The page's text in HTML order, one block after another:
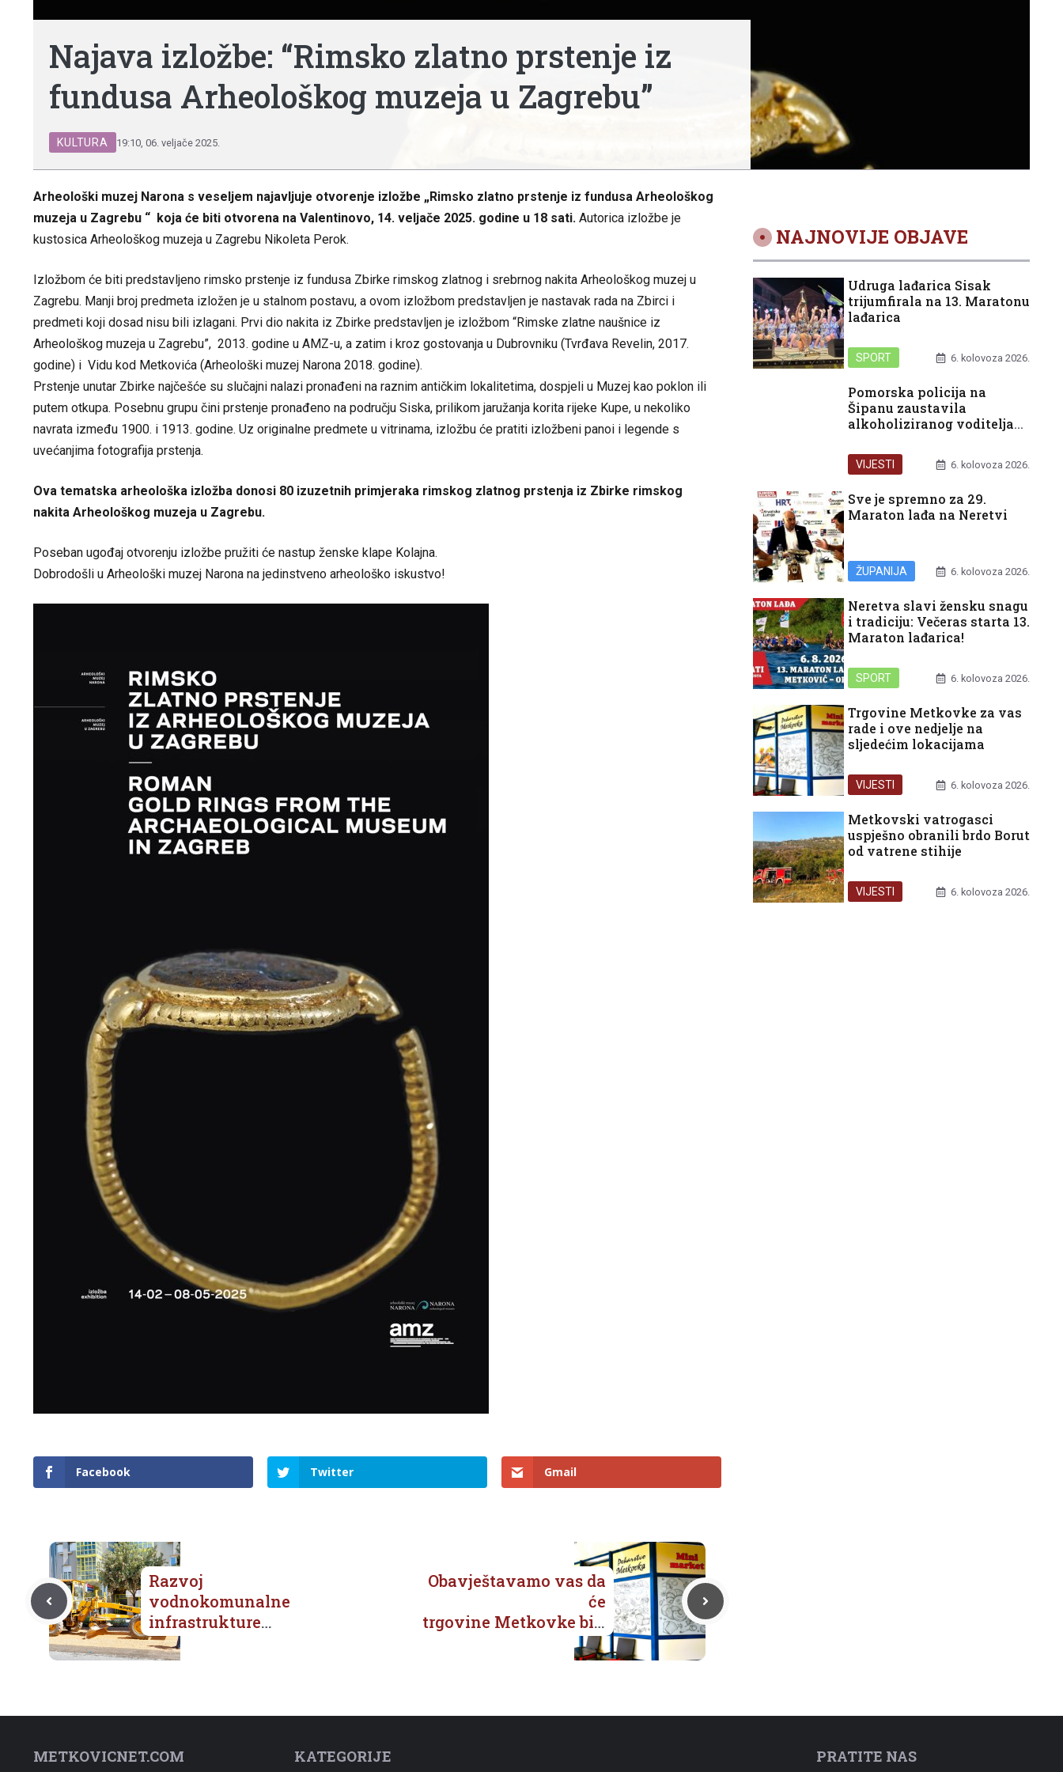
Najava izložbe: “Rimsko zlatno prstenje iz
fundusa Arheološkog muzeja u Zagrebu”
KULTURA 19:10, 06. veljače 2025.
Arheološki muzej Narona s veseljem najavljuje otvorenje izložbe „Rimsko zlatno prstenje iz fundusa Arheološkog
muzeja u Zagrebu “ koja će biti otvorena na Valentinovo, 14. veljače 2025. godine u 18 sati. Autorica izložbe je
kustosica Arheološkog muzeja u Zagrebu Nikoleta Perok.
Izložbom će biti predstavljeno rimsko prstenje iz fundusa Zbirke rimskog zlatnog i srebrnog nakita Arheološkog muzej u
Zagrebu. Manji broj predmeta izložen je u stalnom postavu, a ovom izložbom predstavljen je nastavak rada na Zbirci i
predmeti koji dosad nisu bili izlagani. Prvi dio nakita iz Zbirke predstavljen je izložbom “Rimske zlatne naušnice iz
Arheološkog muzeja u Zagrebu”, 2013. godine u AMZ-u, a zatim i kroz gostovanja u Dubrovniku (Tvrđava Revelin, 2017.
godine) i Vidu kod Metkovića (Arheološki muzej Narona 2018. godine).
Prstenje unutar Zbirke najčešće su slučajni nalazi pronađeni na raznim antičkim lokalitetima, dospjeli u Muzej kao poklon ili
putem otkupa. Posebnu grupu čini prstenje pronađeno na području Siska, prilikom jaružanja korita rijeke Kupe, u nekoliko
navrata između 1900. i 1913. godine. Uz originalne predmete u vitrinama, izložbu će pratiti izložbeni panoi i legende s
uvećanjima fotografija prstenja.
Ova tematska arheološka izložba donosi 80 izuzetnih primjeraka rimskog zlatnog prstenja iz Zbirke rimskog
nakita Arheološkog muzeja u Zagrebu.
Poseban ugođaj otvorenju izložbe pružiti će nastup ženske klape Kolajna.
Dobrodošli u Arheološki muzej Narona na jedinstveno arheološko iskustvo!
Facebook Twitter Gmail
Razvoj
vodnokomunalne
infrastrukture
aglomeracije Metković
–
Obavještavamo vas da
će
trgovine Metkovke biti
otvorene i ove
nedjelje, 9. veljače! 📅
NAJNOVIJE OBJAVE
Udruga lađarica Sisak
trijumfirala na 13. Maratonu
lađarica
SPORT 6. kolovoza 2026.
Pomorska policija na
Šipanu zaustavila
alkoholiziranog voditelja
VIJESTI 6. kolovoza 2026.
Sve je spremno za 29.
Maraton lađa na Neretvi
ŽUPANIJA 6. kolovoza 2026.
Neretva slavi žensku snagu
i tradiciju: Večeras starta 13.
Maraton lađarica!
SPORT 6. kolovoza 2026.
Trgovine Metkovke za vas
rade i ove nedjelje na
sljedećim lokacijama
VIJESTI 6. kolovoza 2026.
Metkovski vatrogasci
uspješno obranili brdo Borut
od vatrene stihije
VIJESTI 6. kolovoza 2026.
METKOVICNET.COM KATEGORIJE PRATITE NAS